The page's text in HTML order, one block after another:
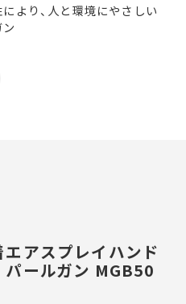
より、人と環境にやさしい
エアスプレイハンド
ールガン MGB50